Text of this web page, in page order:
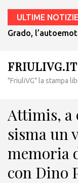
ULTIME NOTIZIE
Grado,
FRIULIVG.IT
"FriuliVG" la stampa
Attimis, a
sisma un
memoria
con Dino